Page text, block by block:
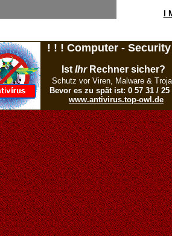
I
! ! ! Computer -
Ist IhrRechner sicher?
Schutz vor Viren, Malware &
Bevor es zu spät ist: 0 57 31 / 25
www.antivirus.top-owl.de